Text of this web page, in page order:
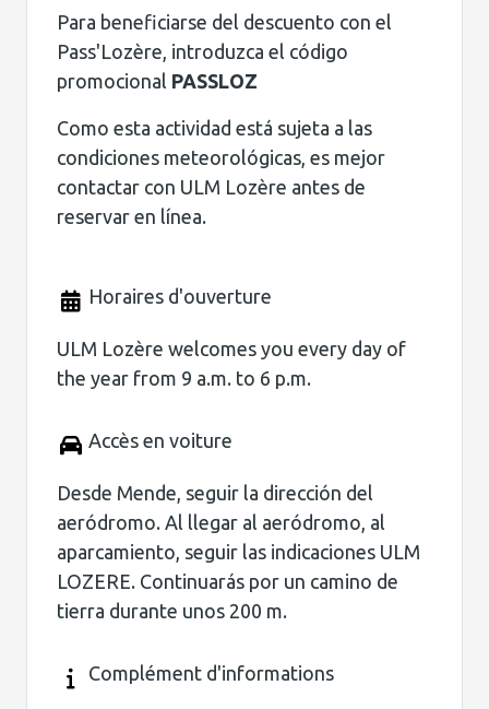
Para beneficiarse del descuento con el
Pass'Lozère, introduzca el código
promocional PASSLOZ
Como esta actividad está sujeta a las
condiciones meteorológicas, es mejor
contactar con ULM Lozère antes de
reservar en línea.
Horaires d'ouverture
ULM Lozère welcomes you every day of
the year from 9 a.m. to 6 p.m.
Accès en voiture
Desde Mende, seguir la dirección del
aeródromo. Al llegar al aeródromo, al
aparcamiento, seguir las indicaciones ULM
LOZERE. Continuarás por un camino de
tierra durante unos 200 m.
Complément d'informations